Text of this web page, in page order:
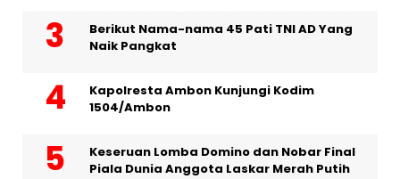
Berikut Nama-nama 45 Pati TNI AD Yang
Naik Pangkat
Kapolresta Ambon Kunjungi Kodim
1504/Ambon
Keseruan Lomba Domino dan Nobar Final
Piala Dunia Anggota Laskar Merah Putih